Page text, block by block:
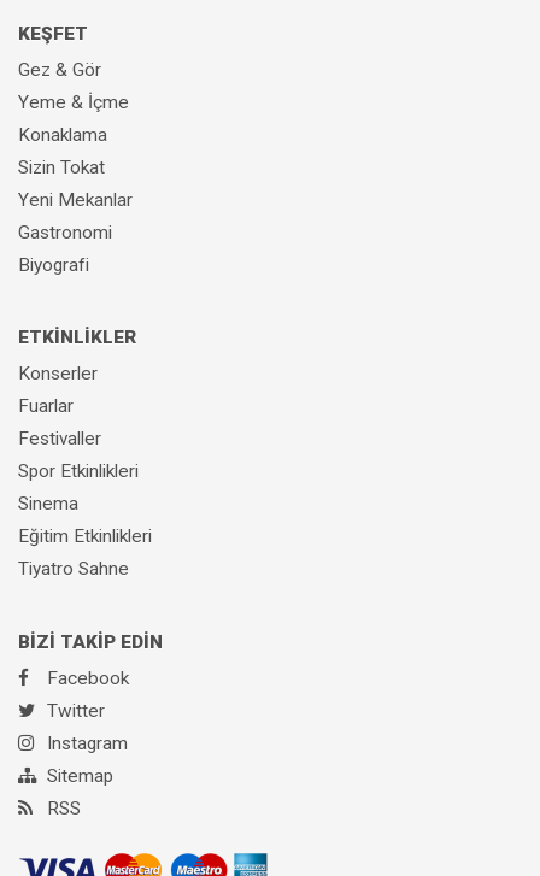
KEŞFET
Gez & Gör
Yeme & İçme
Konaklama
Sizin Tokat
Yeni Mekanlar
Gastronomi
Biyografi
ETKİNLİKLER
Konserler
Fuarlar
Festivaller
Spor Etkinlikleri
Sinema
Eğitim Etkinlikleri
Tiyatro Sahne
BİZİ TAKİP EDİN
Facebook
Twitter
Instagram
Sitemap
RSS